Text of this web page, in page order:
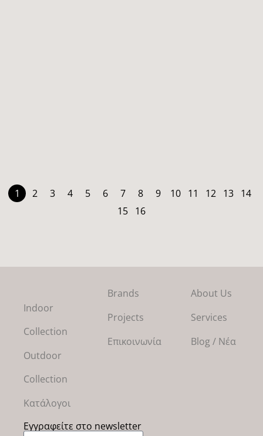
1 2 3 4 5 6 7 8 9 10 11 12 13 14
15 16
Indoor
Collection
Outdoor
Collection
Κατάλογοι
Brands
Projects
Επικοινωνία
About Us
Services
Blog / Νέα
Εγγραφείτε στο newsletter